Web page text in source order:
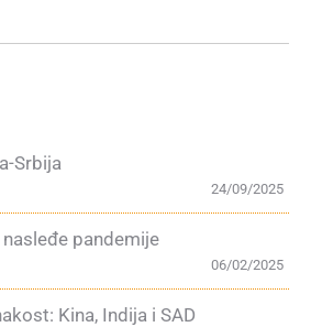
Srbija
24/09/2025
pandemije
06/02/2025
Kina, Indija i SAD